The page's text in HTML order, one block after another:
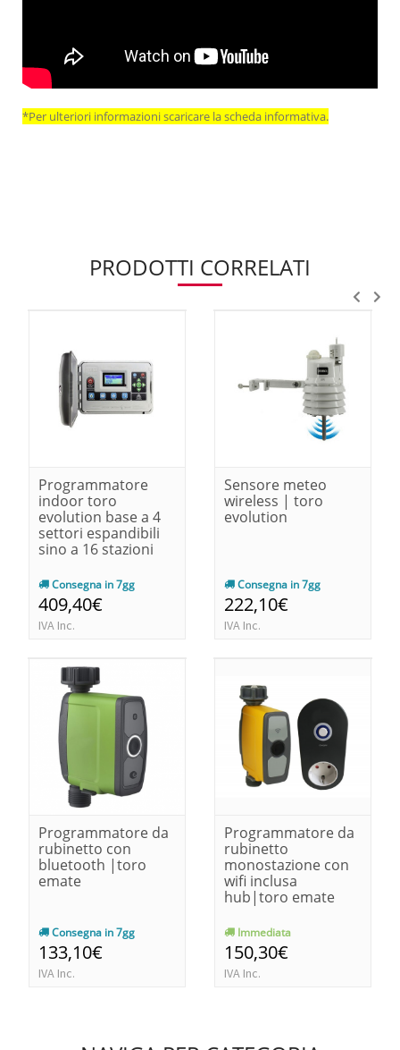
*Per ulteriori informazioni scaricare la scheda informativa.
PRODOTTI CORRELATI
Programmatore
indoor toro
evolution base a 4
settori espandibili
sino a 16 stazioni
Consegna in 7gg
409,40€
IVA Inc.
Sensore meteo
wireless | toro
evolution
Consegna in 7gg
222,10€
IVA Inc.
Programmatore da
rubinetto con
bluetooth |toro
emate
Consegna in 7gg
133,10€
IVA Inc.
Programmatore da
rubinetto
monostazione con
wifi inclusa
hub|toro emate
Immediata
150,30€
IVA Inc.